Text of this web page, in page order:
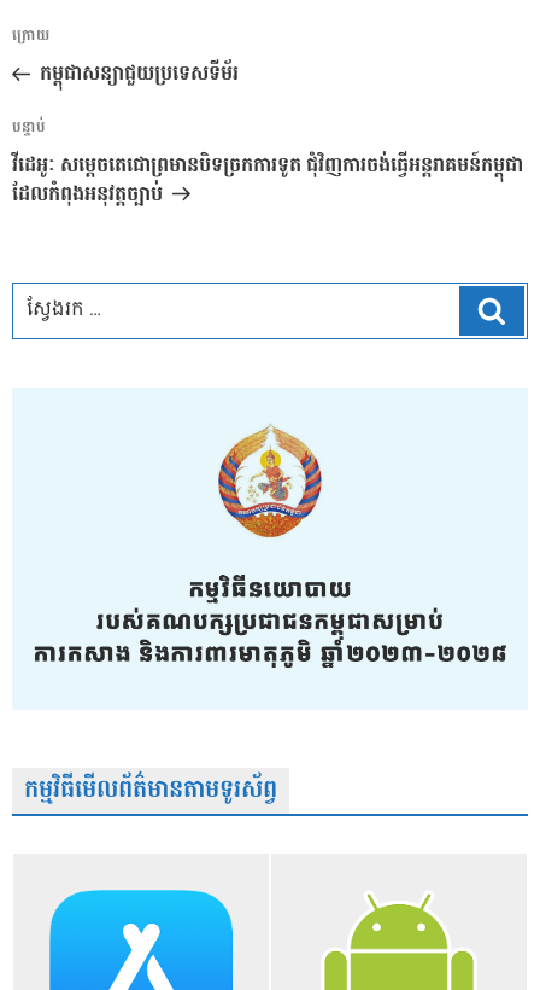
ការ​
នាំទិស​
ប្រកាស
អត្ថបទ
មុន
ក្រោយ
កម្ពុជាសន្យាជួយប្រទេសទីម័រ
អត្ថបទ
បន្ទាប់
បន្ទាប់
វីដេអូៈ សម្តេចតេជោព្រមានបិទច្រកការទូត ជុំវិញការចង់ធ្វើអន្តរាគមន៍កម្ពុជា
ដែលកំពុងអនុវត្តច្បាប់
កម្មវិធីមើលព័ត៌មានតាមទូរស័ព្វ